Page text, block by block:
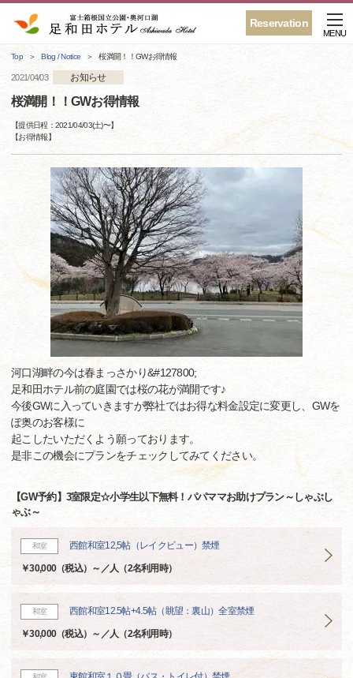
Reservation
MENU
Top Blog / Notice 桜満開！！GWお得情報
2021/04/03 お知らせ
桜満開！！GWお得情報
【提供日程：2021/04/03(土)〜】
【お得情報】
河口湖畔の今は春まっさかり&#127800;
足和田ホテル前の庭園では桜の花が満開です♪
今後GWに入っていきますが弊社ではお得な料金設定に変更し、GWを
ぽ奥のお客様に
起こしたいただくよう願っております。
是非この機会にプランをチェックしてみてください。
【GW予約】3室限定☆小学生以下無料！パパママお助けプラン～しゃぶし
ゃぶ～
和室 西館和室12,5帖（レイクビュー）禁煙
￥30,000（税込）～／人（2名利用時）
和室 西館和室12.5帖+4.5帖（眺望：裏山）全室禁煙
￥30,000（税込）～／人（2名利用時）